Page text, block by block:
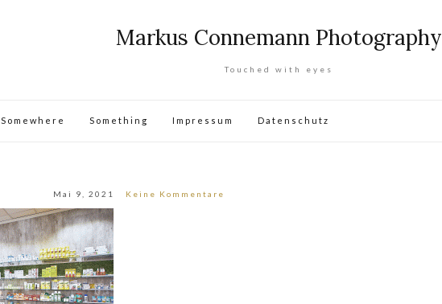
Markus Connemann Photography
Touched with eyes
Somewhere Something Impressum Datenschutz
Mai 9, 2021 Keine Kommentare